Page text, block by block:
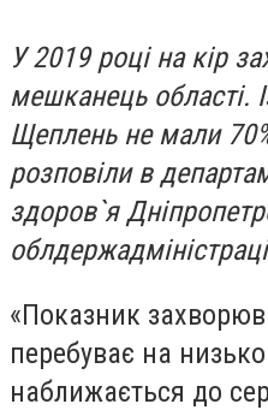
У 2019 році на кір
мешканець області.
Щеплень не мали
розповіли в
здоров`я
«Показник
перебуває на
наближається до